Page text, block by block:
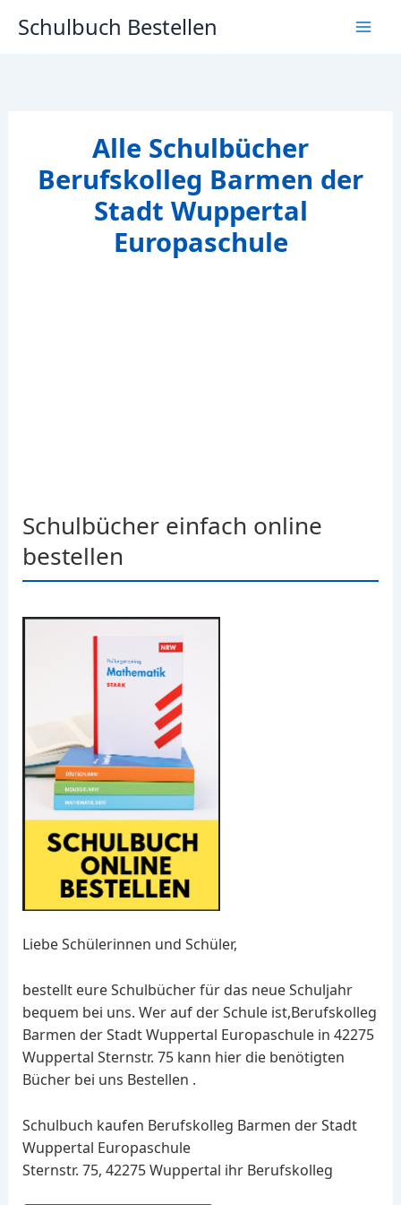
InhaltSchulbuch Bestellen
Alle Schulbücher
Berufskolleg Barmen der
Stadt Wuppertal
Europaschule
Schulbücher einfach online
bestellen
Liebe Schülerinnen und Schüler,
bestellt eure Schulbücher für das neue Schuljahr
bequem bei uns. Wer auf der Schule ist,Berufskolleg
Barmen der Stadt Wuppertal Europaschule in 42275
Wuppertal Sternstr. 75 kann hier die benötigten
Bücher bei uns Bestellen .
Schulbuch kaufen Berufskolleg Barmen der Stadt
Wuppertal Europaschule
Sternstr. 75, 42275 Wuppertal ihr Berufskolleg